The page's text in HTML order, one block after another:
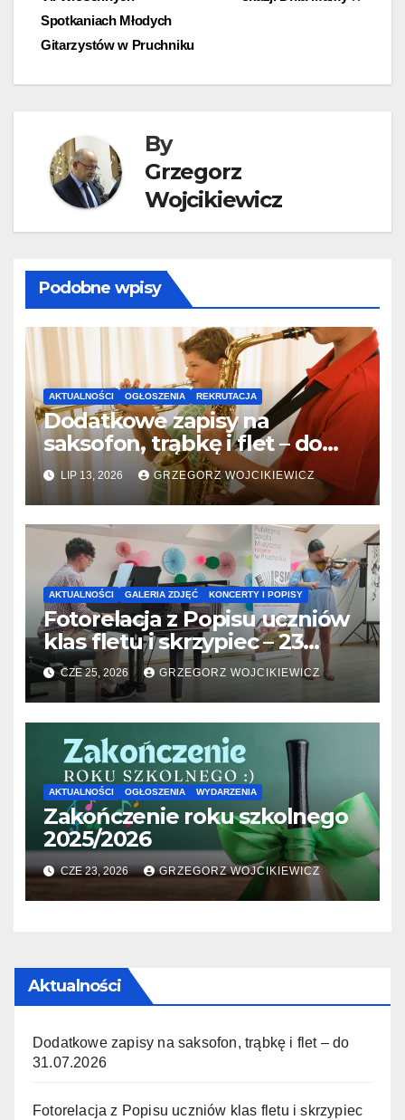
wpisu
Spotkaniach Młodych
Gitarzystów w Pruchniku
By
Grzegorz
Wojcikiewicz
Podobne wpisy
AKTUALNOŚCI OGŁOSZENIA REKRUTACJA
Dodatkowe zapisy na
saksofon, trąbkę i flet – do
31.07.2026
LIP 13, 2026 GRZEGORZ WOJCIKIEWICZ
AKTUALNOŚCI GALERIA ZDJĘĆ KONCERTY I POPISY
Fotorelacja z Popisu uczniów
klas fletu i skrzypiec – 23
06.2026
CZE 25, 2026 GRZEGORZ WOJCIKIEWICZ
AKTUALNOŚCI OGŁOSZENIA WYDARZENIA
Zakończenie roku szkolnego
2025/2026
CZE 23, 2026 GRZEGORZ WOJCIKIEWICZ
Aktualności
Dodatkowe zapisy na saksofon, trąbkę i flet – do
31.07.2026
Fotorelacja z Popisu uczniów klas fletu i skrzypiec